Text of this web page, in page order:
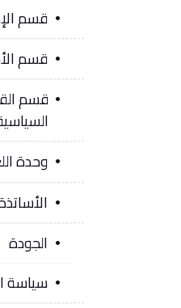
قسم
قسم
قسم
وحدة
الجودة
سياسة